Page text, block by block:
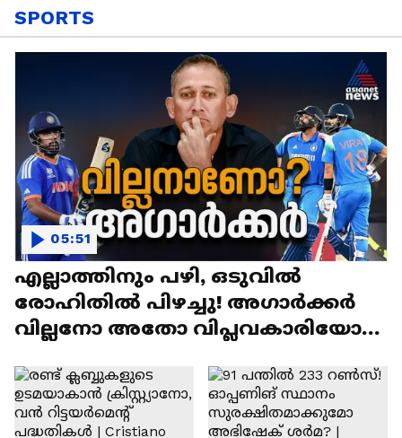
SPORTS
എല്ലാത്തിനും പഴി, ഒടുവില്‍
രോഹിതില്‍ പിഴച്ചു! അഗാര്‍ക്കർ
വില്ലനോ അതോ വിപ്ലവകാരിയോ? |
05:51